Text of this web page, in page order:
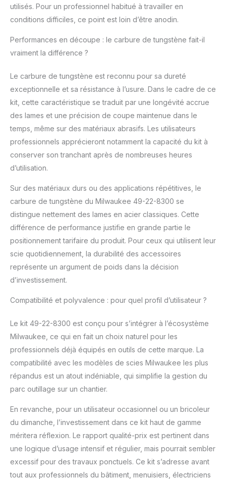
utilisés. Pour un professionnel habitué à travailler en
conditions difficiles, ce point est loin d’être anodin.
Performances en découpe : le carbure de tungstène fait-il
vraiment la différence ?
Le carbure de tungstène est reconnu pour sa dureté
exceptionnelle et sa résistance à l’usure. Dans le cadre de ce
kit, cette caractéristique se traduit par une longévité accrue
des lames et une précision de coupe maintenue dans le
temps, même sur des matériaux abrasifs. Les utilisateurs
professionnels apprécieront notamment la capacité du kit à
conserver son tranchant après de nombreuses heures
d’utilisation.
Sur des matériaux durs ou des applications répétitives, le
carbure de tungstène du Milwaukee 49-22-8300 se
distingue nettement des lames en acier classiques. Cette
différence de performance justifie en grande partie le
positionnement tarifaire du produit. Pour ceux qui utilisent leur
scie quotidiennement, la durabilité des accessoires
représente un argument de poids dans la décision
d’investissement.
Compatibilité et polyvalence : pour quel profil d’utilisateur ?
Le kit 49-22-8300 est conçu pour s’intégrer à l’écosystème
Milwaukee, ce qui en fait un choix naturel pour les
professionnels déjà équipés en outils de cette marque. La
compatibilité avec les modèles de scies Milwaukee les plus
répandus est un atout indéniable, qui simplifie la gestion du
parc outillage sur un chantier.
En revanche, pour un utilisateur occasionnel ou un bricoleur
du dimanche, l’investissement dans ce kit haut de gamme
méritera réflexion. Le rapport qualité-prix est pertinent dans
une logique d’usage intensif et régulier, mais pourrait sembler
excessif pour des travaux ponctuels. Ce kit s’adresse avant
tout aux professionnels du bâtiment, menuisiers, électriciens